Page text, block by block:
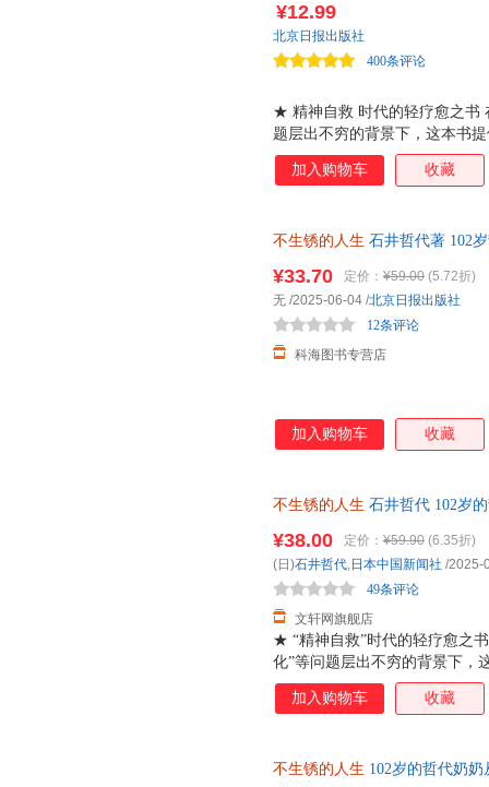
录，慢慢读，向前走 1.我要做
了。 3.愿望很多，是我还在期
跑。 5.凡事有两面
★ 精神自救 时代的轻疗愈之书
题层出不穷的背景下，这本书
口号，而是通过一个102岁奶
勇气。 对年轻人，它是一种未
人的朋友圈：今天煮了黑豆、
录，慢慢读，向前走 1.我要做
3.愿望很多，是我还在期待生
凡事有两面，
400条评论
北京日报出版社
加入购物车 收藏
¥12.99
不生锈的人生 石井哲代著 102
¥33.70 定价： ¥59.00 (5.72折)
科海图书专营店
12条评论
无 /2025-06-04 /北京日报出版社
加入购物车 收藏
不生锈的人生 石井哲代 102岁
货，85%城市次日达，团购优
★ “精神自救”时代的轻疗愈之
化”等问题层出不穷的背景下，
——不是喊口号，而是通过一个
坚定的生活勇气。对年轻人，
在翻一个百岁老人的朋友圈：
¥38.00 定价： ¥59.90 (6.35折)
文轩网旗舰店
49条评论
(日)石井哲代,日本中国新闻社 /2025-
加入购物车 收藏
不生锈的人生 102岁的哲代奶